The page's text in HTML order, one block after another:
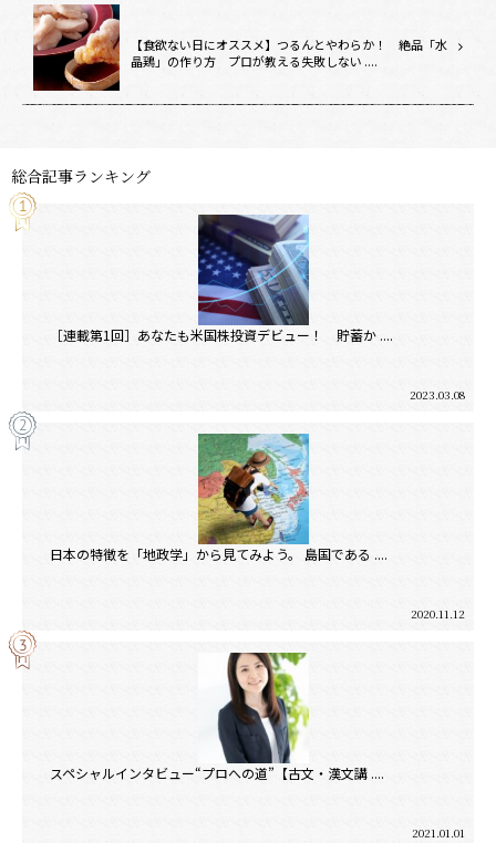
【食欲ない日にオススメ】つるんとやわらか！ 絶品「水
晶鶏」の作り方 プロが教える失敗しない ....
総合記事ランキング
［連載第1回］あなたも米国株投資デビュー！ 貯蓄か ....
2023.03.08
日本の特徴を「地政学」から見てみよう。 島国である ....
2020.11.12
スペシャルインタビュー“プロへの道”【古文・漢文講 ....
2021.01.01